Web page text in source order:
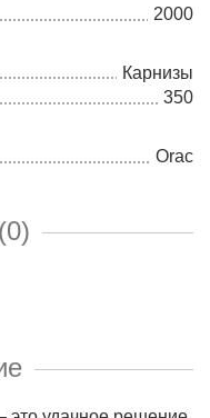
2000
Карнизы
350
Orac